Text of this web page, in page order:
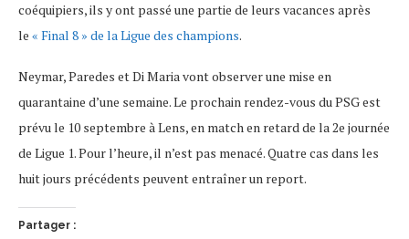
coéquipiers, ils y ont passé une partie de leurs vacances après
le « Final 8 » de la Ligue des champions.
Neymar, Paredes et Di Maria vont observer une mise en
quarantaine d’une semaine. Le prochain rendez-vous du PSG est
prévu le 10 septembre à Lens, en match en retard de la 2e journée
de Ligue 1. Pour l’heure, il n’est pas menacé. Quatre cas dans les
huit jours précédents peuvent entraîner un report.
Partager :